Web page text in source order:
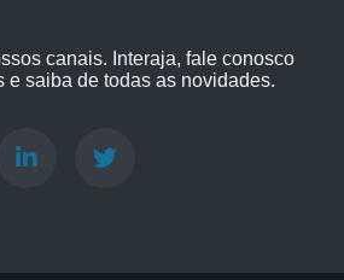
canais. Interaja, fale conosco
e saiba de todas as novidades.